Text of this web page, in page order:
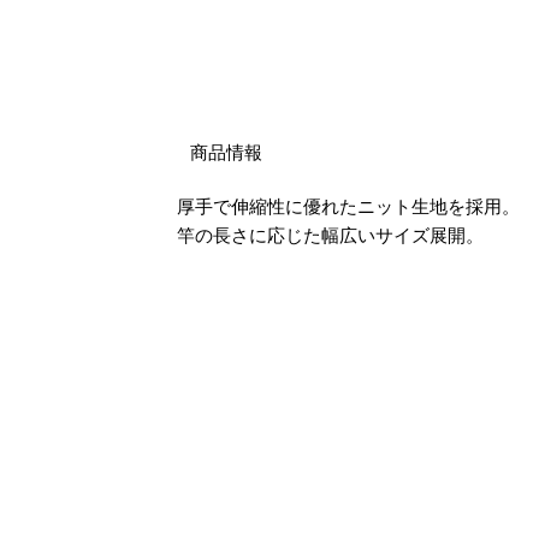
商品情報
厚手で伸縮性に優れたニット生地を採用。
竿の長さに応じた幅広いサイズ展開。